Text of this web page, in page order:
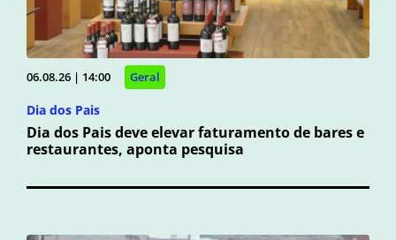
06.08.26 | 14:00 Geral
Dia dos Pais
Dia dos Pais deve elevar faturamento de bares e
restaurantes, aponta pesquisa